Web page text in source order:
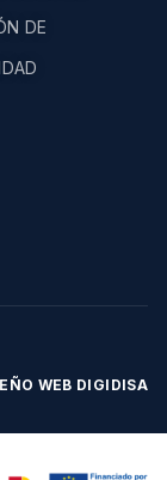
DE
WEB DIGIDISA